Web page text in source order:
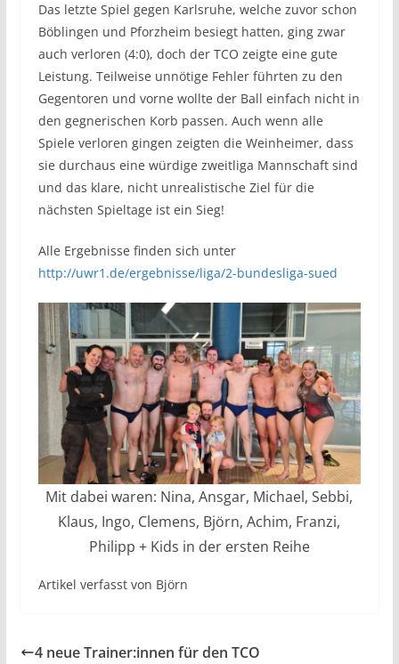
Das letzte Spiel gegen Karlsruhe, welche zuvor schon
Böblingen und Pforzheim besiegt hatten, ging zwar
auch verloren (4:0), doch der TCO zeigte eine gute
Leistung. Teilweise unnötige Fehler führten zu den
Gegentoren und vorne wollte der Ball einfach nicht in
den gegnerischen Korb passen. Auch wenn alle
Spiele verloren gingen zeigten die Weinheimer, dass
sie durchaus eine würdige zweitliga Mannschaft sind
und das klare, nicht unrealistische Ziel für die
nächsten Spieltage ist ein Sieg!
Alle Ergebnisse finden sich unter
http://uwr1.de/ergebnisse/liga/2-bundesliga-sued
Mit dabei waren: Nina, Ansgar, Michael, Sebbi,
Klaus, Ingo, Clemens, Björn, Achim, Franzi,
Philipp + Kids in der ersten Reihe
Artikel verfasst von Björn
4 neue Trainer:innen für den TCO